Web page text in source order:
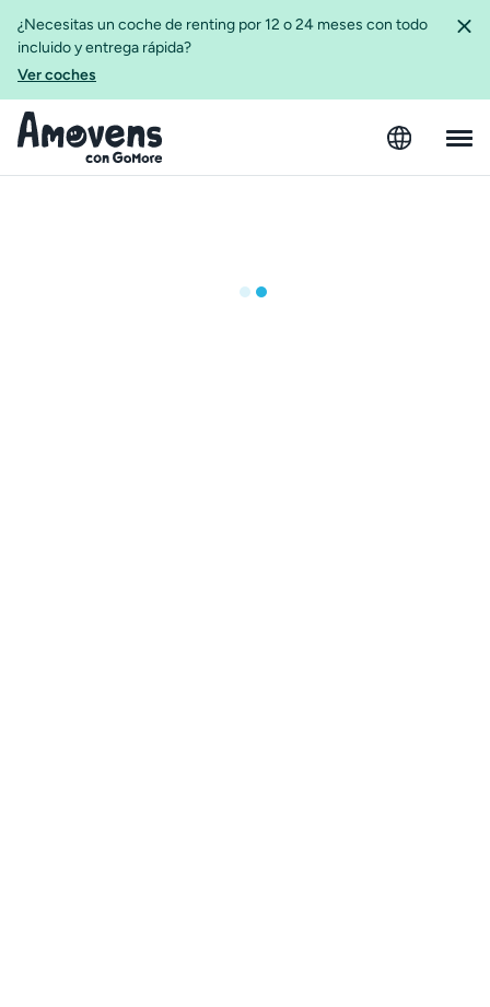
¿Necesitas un coche de renting por 12 o 24 meses con todo
incluido y entrega rápida?
Ver coches